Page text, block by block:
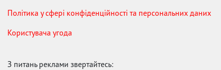
Політика у сфері конфіденційності та персональних даних
Користувача угода
З питань реклами звертайтесь: